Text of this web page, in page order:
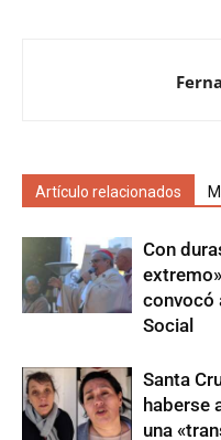
Artículo relacionados
Con
convocó
Social
Santa
haberse
una